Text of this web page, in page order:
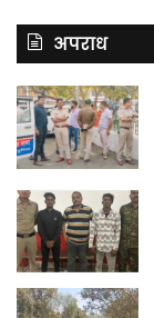
अपराध